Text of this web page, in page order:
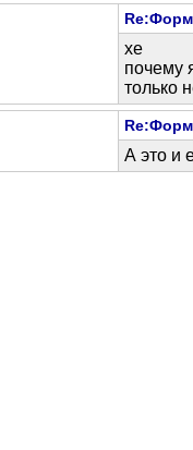
хе
почему
только
А это и